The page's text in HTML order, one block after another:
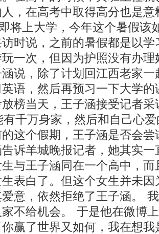
，在高考中取得高分也是意
将上大学，今年这个暑假该
时说，之前的暑假都是以
一次，但因为护照没有办
说，除了计划回江西老家
语，然后再预习一下大学的
当天，王子涵接受记者采
有千万身家，然后和自己心
这个假期，王子涵是否会尝
羊城晚报记者，她其实一
与王子涵同在一个高中，
表白了。但这个女生并未
意，依然拒绝了王子涵。
不给机会。
于是他在微博
赢了世界又如何，我在想我